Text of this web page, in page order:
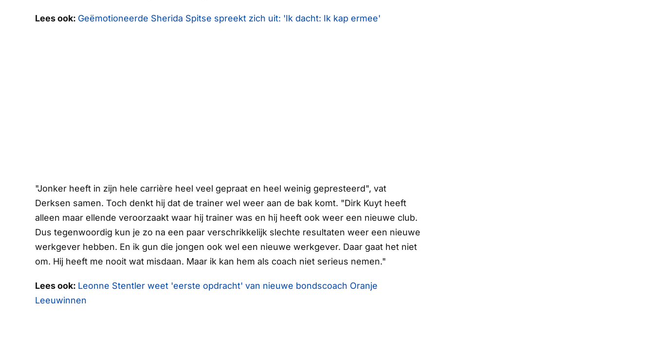
Lees ook: Geëmotioneerde Sherida Spitse spreekt zich uit: 'Ik dacht: Ik kap ermee'
"Jonker heeft in zijn hele carrière heel veel gepraat en heel weinig gepresteerd", vat
Derksen samen. Toch denkt hij dat de trainer wel weer aan de bak komt. "Dirk Kuyt heeft
alleen maar ellende veroorzaakt waar hij trainer was en hij heeft ook weer een nieuwe club.
Dus tegenwoordig kun je zo na een paar verschrikkelijk slechte resultaten weer een nieuwe
werkgever hebben. En ik gun die jongen ook wel een nieuwe werkgever. Daar gaat het niet
om. Hij heeft me nooit wat misdaan. Maar ik kan hem als coach niet serieus nemen."
Lees ook: Leonne Stentler weet 'eerste opdracht' van nieuwe bondscoach Oranje
Leeuwinnen